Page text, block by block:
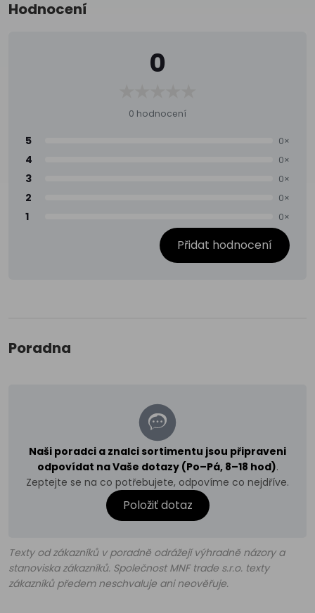
Hodnocení
0
0 hodnocení
5 0×
4 0×
3 0×
2 0×
1 0×
Přidat hodnocení
Poradna
Naši poradci a znalci sortimentu jsou připraveni
odpovídat na Vaše dotazy (Po–Pá, 8–18 hod).
Zeptejte se na co potřebujete, odpovíme co nejdříve.
Položiť dotaz
Texty od zákazníků v poradně odrážejí výhradně názory a
stanoviska zákazníků. Společnost MNF trade s.r.o. texty
zákazníků předem neschvaluje ani neověřuje.